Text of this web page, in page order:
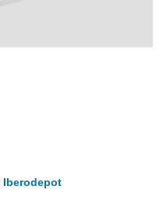
Iberodepot